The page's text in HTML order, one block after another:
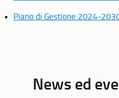
Piano di Gestione 2024-
News ed